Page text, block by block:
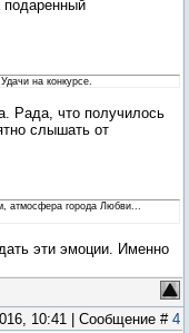
подаренный
на конкурсе.
Рада, что получилось
слышать от
атмосфера города Любви...
эти эмоции. Именно
10:41 | Сообщение # 4